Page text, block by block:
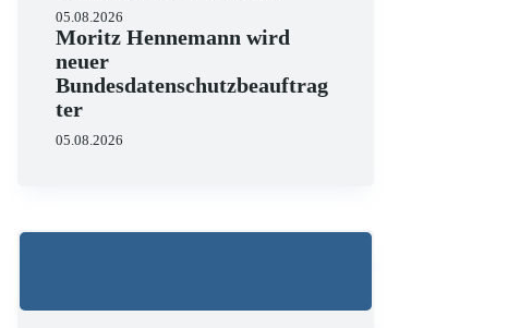
05.08.2026
Moritz Hennemann wird
neuer
Bundesdatenschutzbeauftrag
ter
05.08.2026